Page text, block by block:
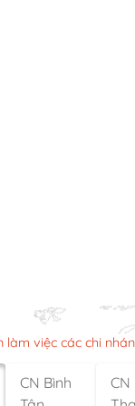
làm việc các chi
CN Bình
CN